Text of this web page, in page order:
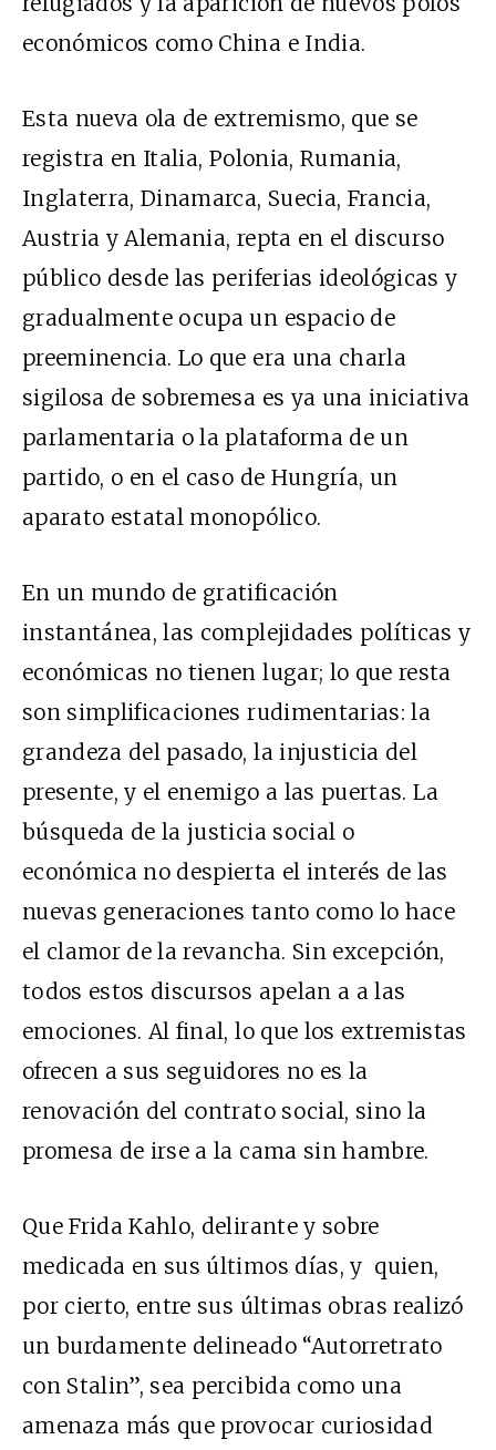
económicos como China e India.
Esta nueva ola de extremismo, que se
registra en Italia, Polonia, Rumania,
Inglaterra, Dinamarca, Suecia, Francia,
Austria y Alemania, repta en el discurso
público desde las periferias ideológicas y
gradualmente ocupa un espacio de
preeminencia. Lo que era una charla
sigilosa de sobremesa es ya una iniciativa
parlamentaria o la plataforma de un
partido, o en el caso de Hungría, un
aparato estatal monopólico.
En un mundo de gratificación
instantánea, las complejidades políticas y
económicas no tienen lugar; lo que resta
son simplificaciones rudimentarias: la
grandeza del pasado, la injusticia del
presente, y el enemigo a las puertas. La
búsqueda de la justicia social o
económica no despierta el interés de las
nuevas generaciones tanto como lo hace
el clamor de la revancha. Sin excepción,
todos estos discursos apelan a a las
emociones. Al final, lo que los extremistas
ofrecen a sus seguidores no es la
renovación del contrato social, sino la
promesa de irse a la cama sin hambre.
Que Frida Kahlo, delirante y sobre
medicada en sus últimos días, y quien,
por cierto, entre sus últimas obras realizó
un burdamente delineado “Autorretrato
con Stalin”, sea percibida como una
amenaza más que provocar curiosidad